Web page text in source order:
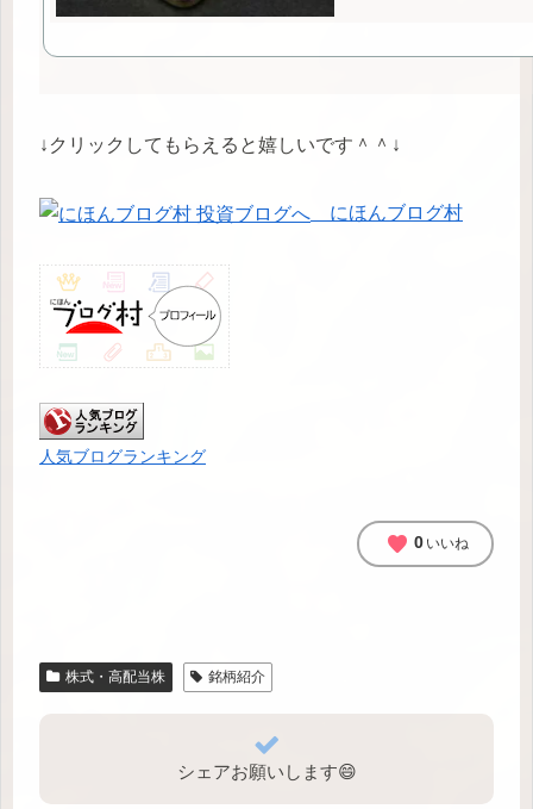
↓クリックしてもらえると嬉しいです＾＾↓
にほんブログ村
人気ブログランキング
favorite 0 いいね
株式・高配当株 銘柄紹介
シェアお願いします😄